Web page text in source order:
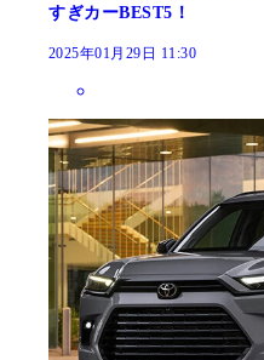
すぎカーBEST5！
2025年01月29日 11:30